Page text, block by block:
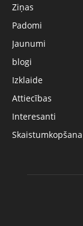
Ziņas
Padomi
Jaunumi
blogi
Izklaide
Attiecības
Interesanti
Skaistumkopšana